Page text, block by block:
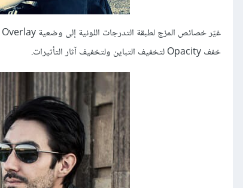
خفف Opacity لتخفيف التباين ولتخفيف آثار التأثيرات.